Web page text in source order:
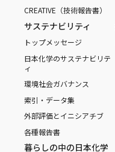
CREATIVE（技術報告書）
サステナビリティ
トップメッセージ
日本化学のサステナビリテ
ィ
環境社会ガバナンス
索引・データ集
外部評価とイニシアチブ
各種報告書
暮らしの中の日本化学